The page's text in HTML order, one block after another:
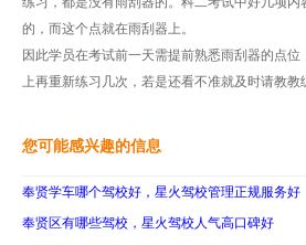
的，而这个点就在雨刮器上。
因此学员在考试前一天需提前熟悉雨刮器的点
上再重新练习几次，若是还看不准就及时请教教
您可能感兴趣的信息
奉贤学车哪个驾校好，星火驾校管理正规服务好
奉贤区有哪些驾校，星火驾校人气高口碑好